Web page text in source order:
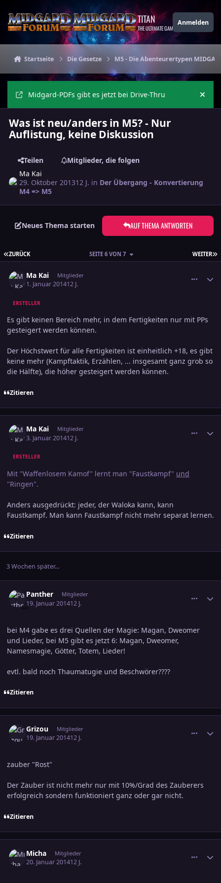
TITAN
THE ULTIMATE GAMING THEME
Anmelden
Startseite Die Gesetze M5 - Die Abenteurertypen
Midgard-PDFs gibt es jetzt bei Drive-Thru
Was ist neu/anders in M5? - Nur
Auflistung, keine Diskussion
Teilen
Mitglieder, die folgen
Ma Kai
29. Oktober 201312 J. in Der Übergang - Konvertierung
M4 => M5
Neues Thema starten AUF THEMA ANTWORTEN
ERSTE SEITE
ZURÜCK WEITER
SEITE 6 VON 7
Ma Kai Mitglieder
1. Januar 201412 J.
ERSTELLER
Es gibt keinen Bereich mehr, in dem Fertigkeiten nur mit PPs
gesteigert werden können.
Der Höchstwert für alle Fertigkeiten ist einheitlich +18, es gibt
keine mehr (Kampftaktik, Erzählen, ... insgesamt ganz grob so
die Hälfte), die höher gesteigert werden können.
Zitieren
Ma Kai Mitglieder
3. Januar 201412 J.
ERSTELLER
Mit "Waffenlosem Kamof" lernt man "Faustkampf" und
"Ringen".
Anders ausgedrückt: jeder, der Waloka kann, kann
Faustkampf. Man kann Faustkampf nicht mehr separat lernen.
Zitieren
3 Wochen später...
Panther Mitglieder
19. Januar 201412 J.
bei M4 gabe es drei Quellen der Magie: Magan, Dweomer
und Lieder, bei M5 gibt es jetzt 6: Magan, Dweomer,
Namesmagie, Götter, Totem, Lieder!
evtl. bald noch Thaumatugie und Beschwörer????
Zitieren
Grizou Mitglieder
19. Januar 201412 J.
zauber "Rost"
Der Zauber ist nicht mehr nur mit 10%/Grad des Zauberers
erfolgreich sondern funktioniert ganz oder gar nicht.
Zitieren
Micha Mitglieder
20. Januar 201412 J.